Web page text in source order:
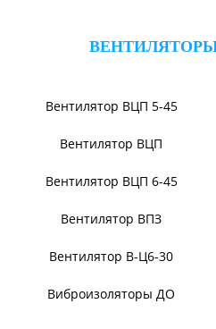
Вентилятор ВР104-79-9-3
Вентилятор ВЦКП-2219